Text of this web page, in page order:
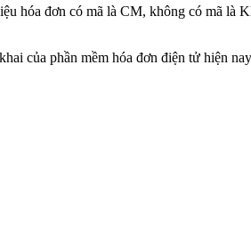
hóa đơn có mã là CM, không có mã là
của phần mềm hóa đơn điện tử hiện